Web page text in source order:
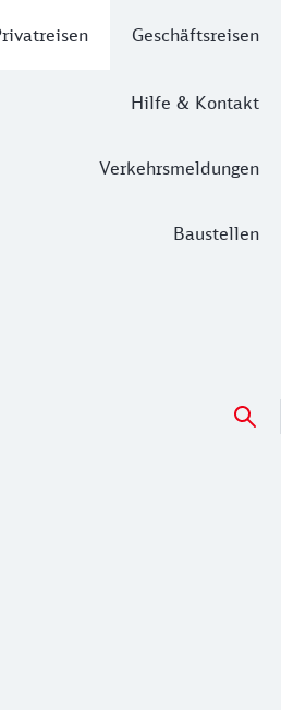
Geschäftsreisen
Hilfe & Kontakt
Verkehrsmeldungen
Baustellen